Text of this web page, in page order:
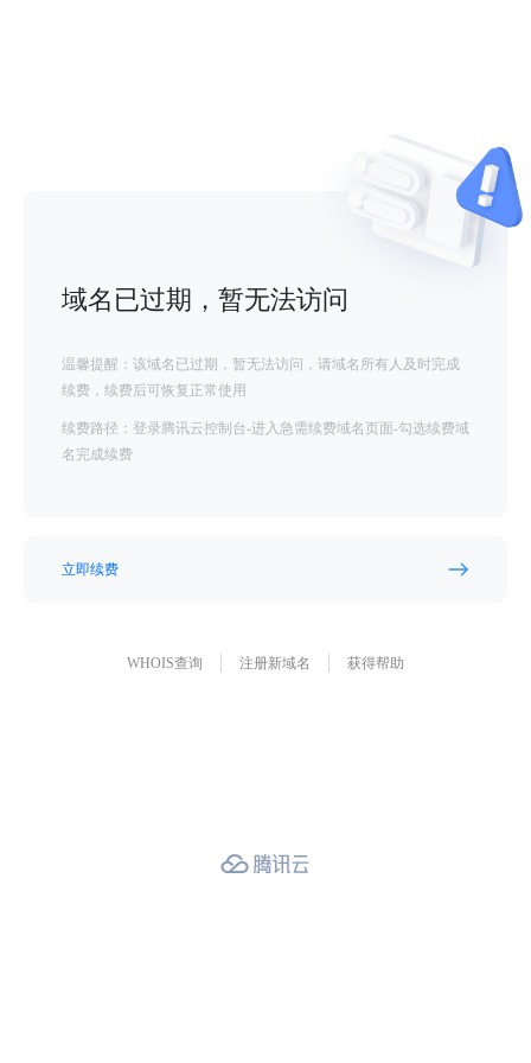
域名已过期，暂无法访问
温馨提醒：该域名已过期，暂无法访问，请域名所有人及时完成
续费，续费后可恢复正常使用
续费路径：登录腾讯云控制台-进入急需续费域名页面-勾选续费域
名完成续费
立即续费
WHOIS查询 注册新域名 获得帮助